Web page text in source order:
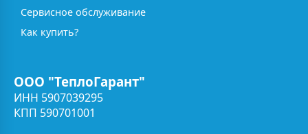
Сервисное обслуживание
Как купить?
ООО "ТеплоГарант"
ИНН 5907039295
КПП 590701001